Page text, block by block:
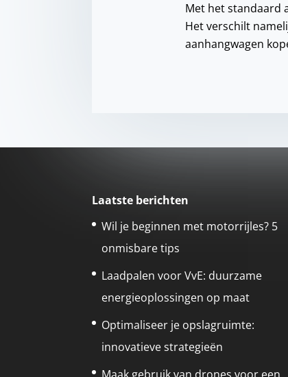
Met het standaard
Het verschilt
aanhangwagen
Laatste berichten
Wil je beginnen met motorrijles? 5
onmisbare tips
Laadpalen voor VvE: duurzame
energieoplossingen op maat
Optimaliseer je opslagruimte:
innovatieve strategieën
Maak gebruik van drones voor een